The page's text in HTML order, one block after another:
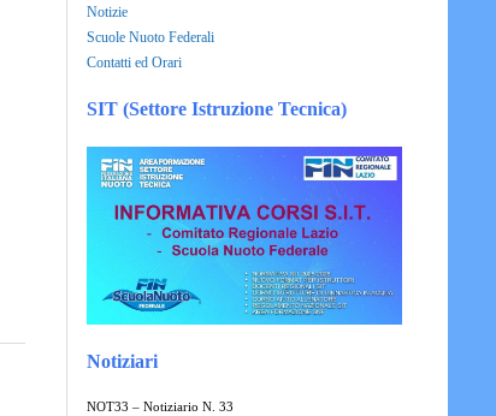
Notizie
Scuole Nuoto Federali
Contatti ed Orari
SIT (Settore Istruzione Tecnica)
Notiziari
NOT33 – Notiziario N. 33